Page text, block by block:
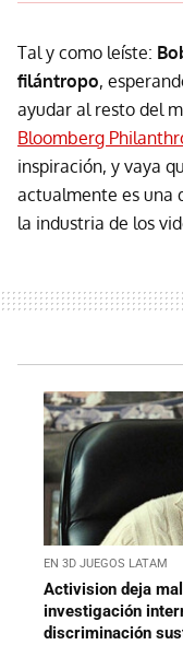
Tal y como leíste:
filántropo,
ayudar al resto del
Bloomberg
inspiración, y vaya
actualmente es una
la industria de los
EN 3D JUEGOS LATAM
Activision deja
investigación
discriminación